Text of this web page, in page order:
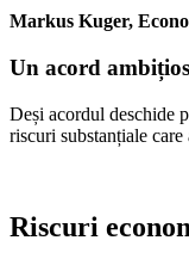
Markus Kuger,
Un acord
Deși acordul deschide
riscuri substanțiale care
Riscuri